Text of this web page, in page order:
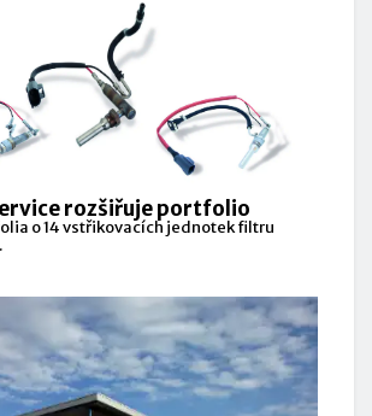
rozšiřuje portfolio
o 14 vstřikovacích jednotek filtru